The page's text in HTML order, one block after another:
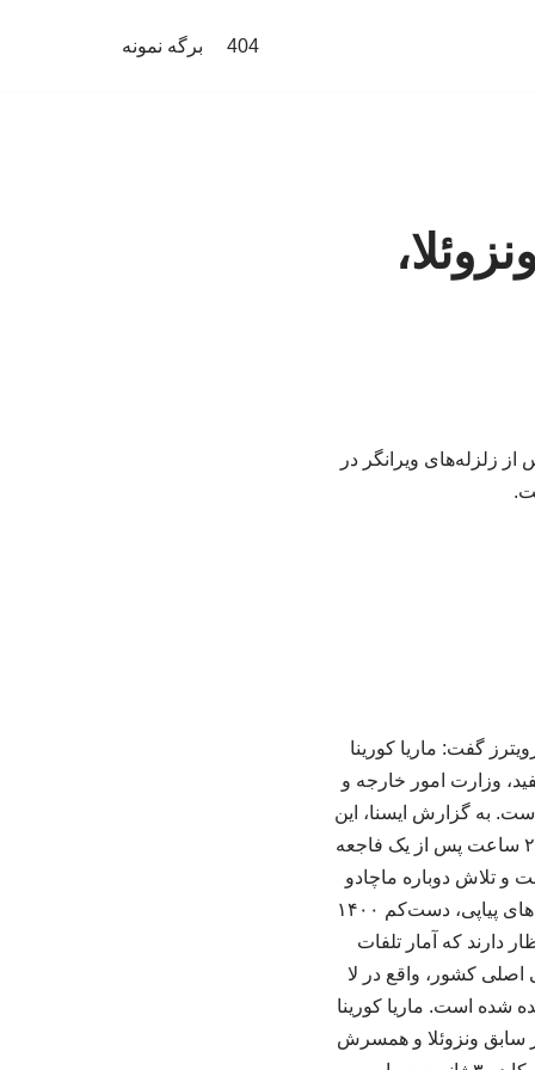
404 برگه نمونه
زلزله‌های ویرانگر در
گفت: ماریا کورینا
وزارت امور خارجه و
به گزارش ایسنا، این
مقام کاخ سفید تاکید کرد: ما از بازگشت او به ونزوئلا حمایت می‌کنیم، اما آیا این درخواست باید ۲۴ ساعت پس از یک فاجعه
و تلاش دوباره ماچادو
برای بازگشت به ونزوئلا، مقامات ارشد آمریکا را ناامید کرده است. گزارش شده که در این زلزله‌های پیاپی، دست‌کم ۱۴۰۰
دارند که آمار تلفات
اصلی کشور، واقع در لا
شده است. ماریا کورینا
سابق ونزوئلا و همسرش